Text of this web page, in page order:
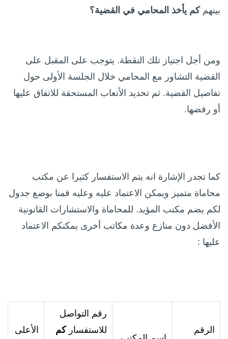
بينهمكم يأخذ المحامي في القضية؟
ومن أجل اجتياز تلك النقطة. يتوجب على المقبل على
القضية التشاور مع المحامي خلال الجلسة الأولى حول
تفاصيل القضية. ثم تحديد الأتعاب المستحقة للاتفاق عليها
أو رفضها.
كما تجدر الإشارة انه يتم الاستفسار كثيرا عن مكتب
محاماة متميز ويمكن الاعتماد عليه وعليه قمنا بوضع جدول
لكم يضم مكتب المؤيد. للمحاماة والاستشارات القانونية
الأفضل دون منازع وعدة مكاتب أخرى يمكنكم الاعتماد
عليها :
الرقم
رقم التواصل
للاستفساركم
الأعلى